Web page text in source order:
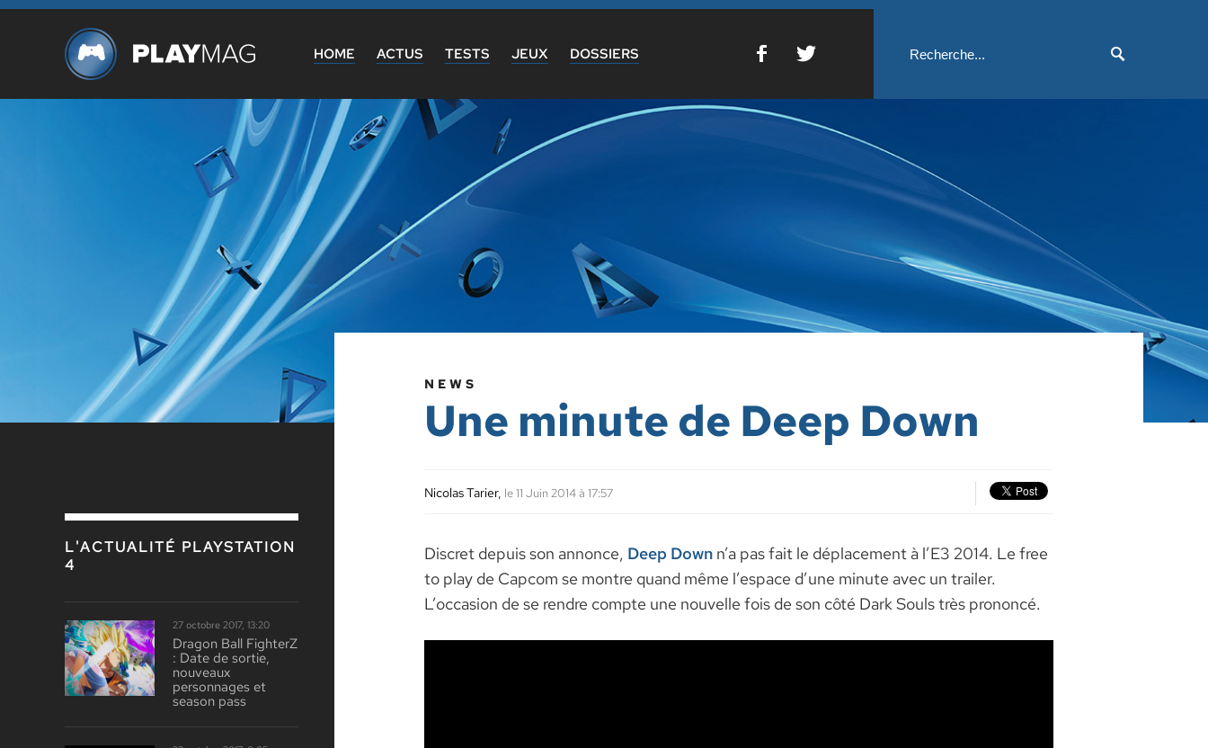
HOME ACTUS TESTS JEUX DOSSIERS
NEWS
Une minute de Deep Down
Nicolas Tarier, le 11 Juin 2014 à 17:57
Discret depuis son annonce, Deep Down n’a pas fait le déplacement à l’E3 2014. Le free
to play de Capcom se montre quand même l’espace d’une minute avec un trailer.
L’occasion de se rendre compte une nouvelle fois de son côté Dark Souls très prononcé.
L'ACTUALITÉ PLAYSTATION
4
27 octobre 2017, 13:20
Dragon Ball FighterZ
: Date de sortie,
nouveaux
personnages et
season pass